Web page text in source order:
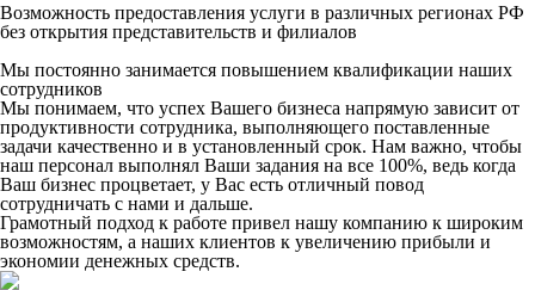
Возможность предоставления услуги в различных регионах РФ
без открытия представительств и филиалов
Мы постоянно занимается повышением квалификации наших
сотрудников
Мы понимаем, что успех Вашего бизнеса напрямую зависит от
продуктивности сотрудника, выполняющего поставленные
задачи качественно и в установленный срок. Нам важно, чтобы
наш персонал выполнял Ваши задания на все 100%, ведь когда
Ваш бизнес процветает, у Вас есть отличный повод
сотрудничать с нами и дальше.
Грамотный подход к работе привел нашу компанию к широким
возможностям, а наших клиентов к увеличению прибыли и
экономии денежных средств.